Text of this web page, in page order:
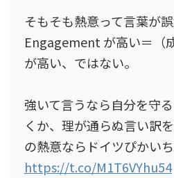
そもそも熱意って言葉が誤
Engagement が高い＝（
が高い、ではない。
強いて言うなら自分を守
くか、理が通らぬ言い訳
の熱意ならドイツぴかいち
https://t.co/M1T6VYhu54